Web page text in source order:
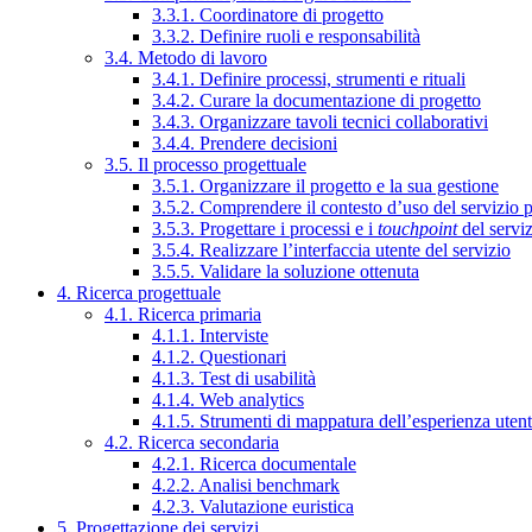
3.3.1. Coordinatore di progetto
3.3.2. Definire ruoli e responsabilità
3.4. Metodo di lavoro
3.4.1. Definire processi, strumenti e rituali
3.4.2. Curare la documentazione di progetto
3.4.3. Organizzare tavoli tecnici collaborativi
3.4.4. Prendere decisioni
3.5. Il processo progettuale
3.5.1. Organizzare il progetto e la sua gestione
3.5.2. Comprendere il contesto d’uso del servizio
3.5.3. Progettare i processi e i touchpointdel
3.5.4. Realizzare l’interfaccia utente del servizio
3.5.5. Validare la soluzione ottenuta
4. Ricerca progettuale
4.1. Ricerca primaria
4.1.1. Interviste
4.1.2. Questionari
4.1.3. Test di usabilità
4.1.4. Web analytics
4.1.5. Strumenti di mappatura dell’esperienza
4.2. Ricerca secondaria
4.2.1. Ricerca documentale
4.2.2. Analisi benchmark
4.2.3. Valutazione euristica
5. Progettazione dei servizi